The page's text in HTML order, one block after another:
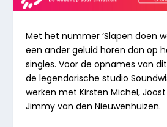
Met het nummer ‘Slapen doen
een ander geluid horen dan op
singles. Voor de opnames van
de legendarische studio
werken met Kirsten Michel,
Jimmy van den Nieuwenhuizen.